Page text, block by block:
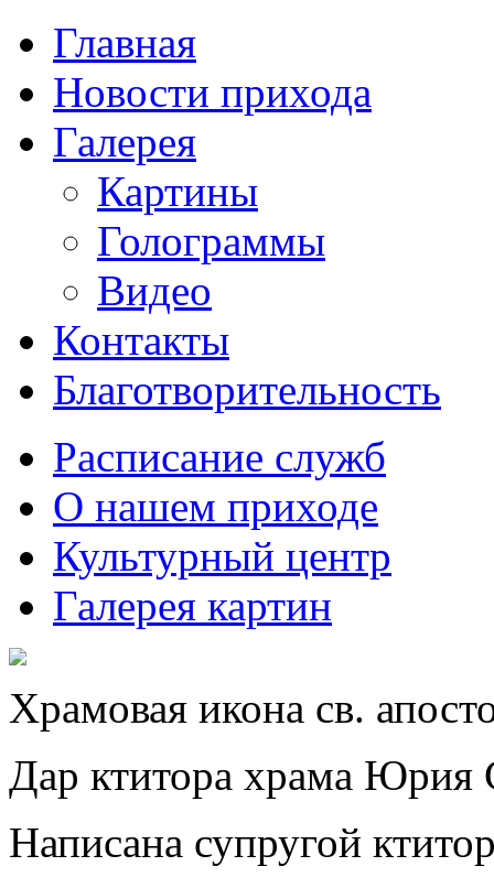
Главная
Новости прихода
Галерея
Картины
Голограммы
Видео
Контакты
Благотворительность
Расписание служб
О нашем приходе
Культурный центр
Галерея картин
Храмовая икона св.
Дар ктитора храма Юрия
Написана супругой